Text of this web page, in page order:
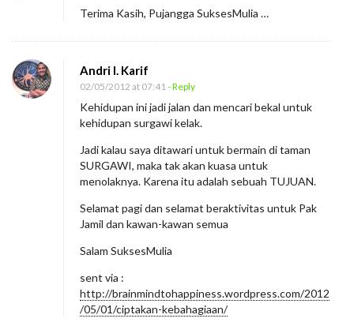
Terima Kasih, Pujangga SuksesMulia …
Andri I. Karif
02/05/2012 at 07:41- Reply
Kehidupan ini jadi jalan dan mencari bekal untuk
kehidupan surgawi kelak.
Jadi kalau saya ditawari untuk bermain di taman
SURGAWI, maka tak akan kuasa untuk
menolaknya. Karena itu adalah sebuah TUJUAN.
Selamat pagi dan selamat beraktivitas untuk Pak
Jamil dan kawan-kawan semua
Salam SuksesMulia
sent via :
http://brainmindtohappiness.wordpress.com/2012
/05/01/ciptakan-kebahagiaan/